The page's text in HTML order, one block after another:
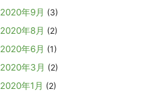
2020年9月 (3)
2020年8月 (2)
2020年6月 (1)
2020年3月 (2)
2020年1月 (2)